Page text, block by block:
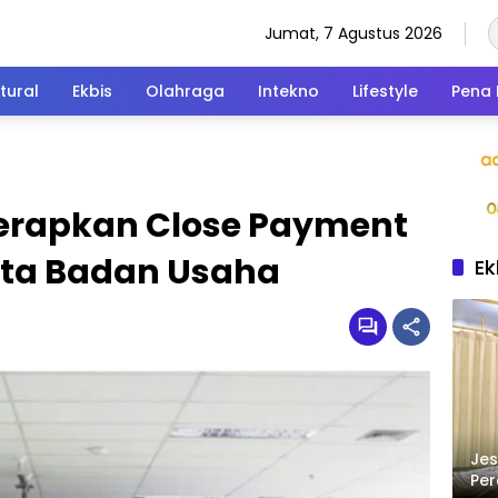
Jumat, 7 Agustus 2026
Ekbis Olahraga Intekno Lifestyle Pena
Close Payment
Badan Usaha